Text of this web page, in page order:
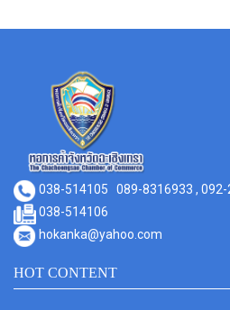
038-514105 089-8316933 ,
038-514106
hokanka@yahoo.com
HOT CONTENT